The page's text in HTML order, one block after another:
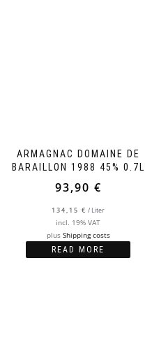
ARMAGNAC DOMAINE DE
BARAILLON 1988 45% 0.7L
93,90 €
134,15 € / Liter
incl. 19% VAT
plus Shipping costs
READ MORE